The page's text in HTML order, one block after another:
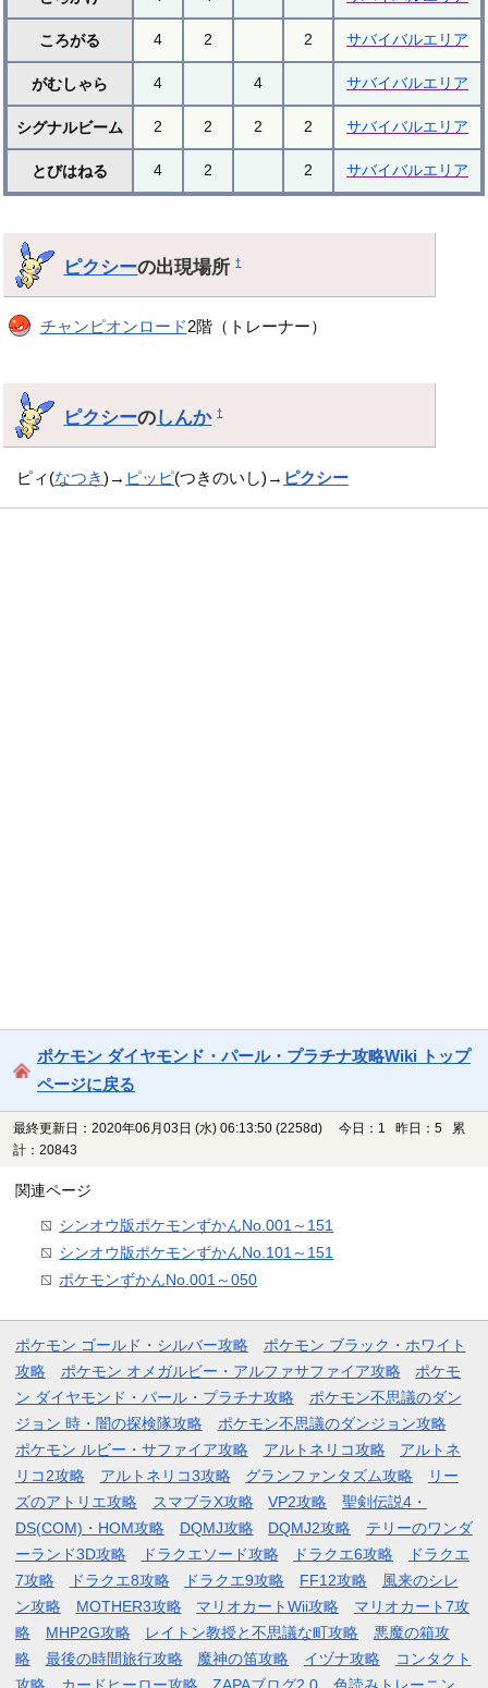
ころがる 4 2 2 サバイバルエリア
がむしゃら 4 4 サバイバルエリア
シグナルビーム 2 2 2 2 サバイバルエリア
とびはねる 4 2 2 サバイバルエリア
ピクシーの出現場所†
チャンピオンロード2階（トレーナー）
ピクシーのしんか †
ピィ(なつき)→ ピッピ(つきのいし)→ ピクシー
ポケモン ダイヤモンド・パール・プラチナ攻略Wiki トップ
ページに戻る
最終更新日：2020年06月03日 (水) 06:13:50 (2258d)
今日：1 昨日：5 累
計：20843
関連ページ
シンオウ版ポケモンずかんNo.001～151
シンオウ版ポケモンずかんNo.101～151
ポケモンずかんNo.001～050
ポケモン ゴールド・シルバー攻略
ポケモン ブラック・ホワイト
攻略
ポケモン オメガルビー・アルファサファイア攻略
ポケモ
ン ダイヤモンド・パール・プラチナ攻略
ポケモン不思議のダン
ジョン 時・闇の探検隊攻略
ポケモン不思議のダンジョン攻略
ポケモン ルビー・サファイア攻略
アルトネリコ攻略
アルトネ
リコ2攻略
アルトネリコ3攻略 グランファンタズム攻略
リー
ズのアトリエ攻略
スマブラX攻略 VP2攻略
聖剣伝説4・
DS(COM)・HOM攻略
DQMJ攻略 DQMJ2攻略
テリーのワンダ
ーランド3D攻略
ドラクエソード攻略 ドラクエ6攻略
ドラクエ
7攻略
ドラクエ8攻略 ドラクエ9攻略 FF12攻略
風来のシレ
ン攻略
MOTHER3攻略 マリオカートWii攻略
マリオカート7攻
略
MHP2G攻略 レイトン教授と不思議な町攻略
悪魔の箱攻
略
最後の時間旅行攻略 魔神の笛攻略 イヅナ攻略
コンタクト
攻略
カードヒーロー攻略 ZAPAブログ2.0 色読みトレーニン